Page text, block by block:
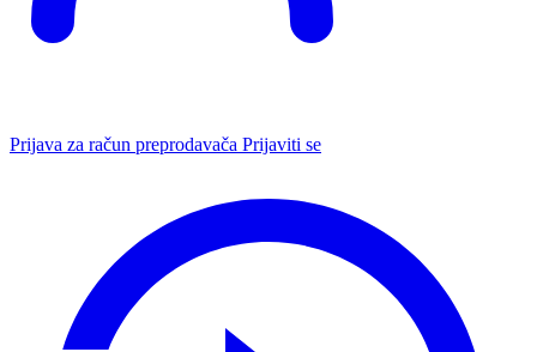
Prijava za račun preprodavača Prijaviti se